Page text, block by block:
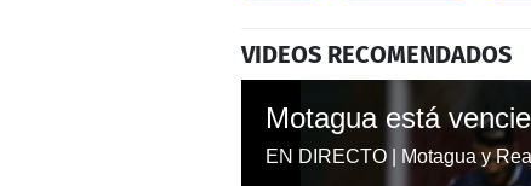
VIDEOS RECOMENDADOS